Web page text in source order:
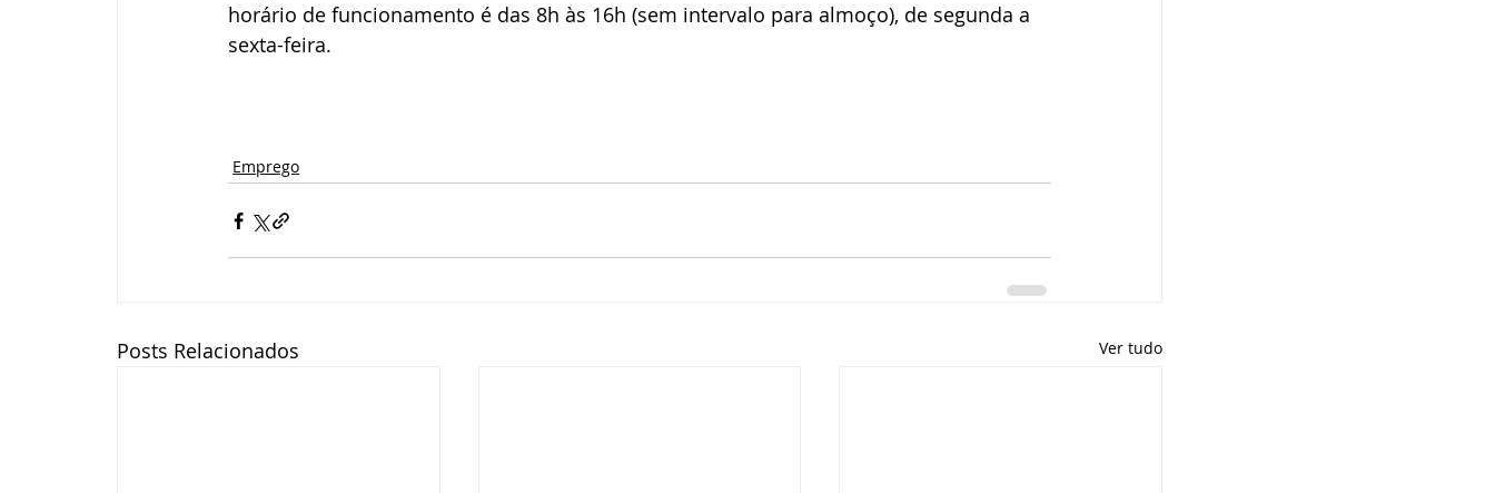
horário de funcionamento é das 8h às 16h (sem intervalo para almoço), de segunda a
sexta-feira.
Emprego
Posts Relacionados Ver tudo